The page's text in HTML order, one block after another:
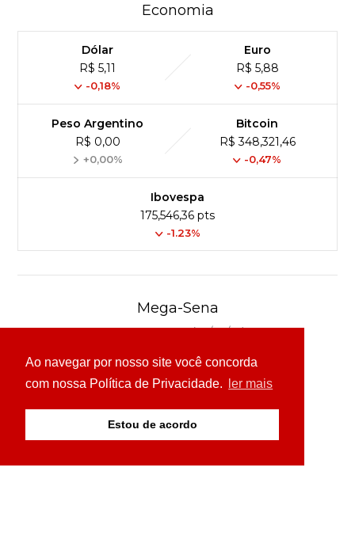
Ao navegar por nosso site você concorda
com nossa Política de Privacidade.
ler mais
Estou de acordo
Economia
Dólar
R$ 5,11
-0,18%
Euro
R$ 5,88
-0,55%
Peso Argentino
R$ 0,00
+0,00%
Bitcoin
R$ 348,321,46
-0,47%
Ibovespa
175,546,36 pts
-1.23%
Mega-Sena
Concurso 3040 (04/08/26)
03 16 24 30 49